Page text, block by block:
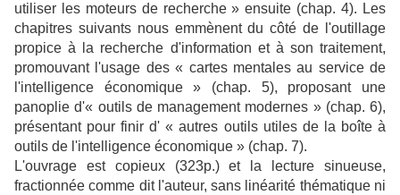
utiliser les moteurs de recherche » ensuite (chap. 4). Les
chapitres suivants nous emmènent du côté de l'outillage
propice à la recherche d'information et à son traitement,
promouvant l'usage des « cartes mentales au service de
l'intelligence économique » (chap. 5), proposant une
panoplie d'« outils de management modernes » (chap. 6),
présentant pour finir d' « autres outils utiles de la boîte à
outils de l'intelligence économique » (chap. 7).
L'ouvrage est copieux (323p.) et la lecture sinueuse,
fractionnée comme dit l'auteur, sans linéarité thématique ni